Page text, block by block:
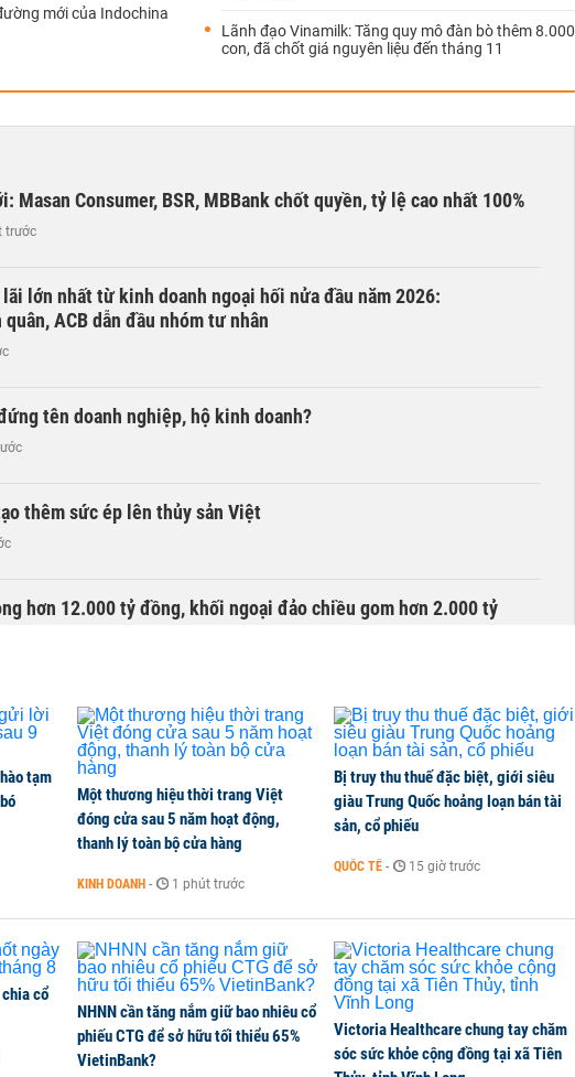
mới của Indochina
Lãnh đạo Vinamilk: Tăng quy mô đàn bò thêm 8.000
con, đã chốt giá nguyên liệu đến tháng 11
Masan Consumer, BSR, MBBank chốt quyền, tỷ lệ cao nhất 100%
trước
lãi lớn nhất từ kinh doanh ngoại hối nửa đầu năm 2026:
ACB dẫn đầu nhóm tư nhân
tên doanh nghiệp, hộ kinh doanh?
thêm sức ép lên thủy sản Việt
hơn 12.000 tỷ đồng, khối ngoại đảo chiều gom hơn 2.000 tỷ
tạm
Một thương hiệu thời trang Việt
đóng cửa sau 5 năm hoạt động,
thanh lý toàn bộ cửa hàng
KINH DOANH - 1 phút trước
Bị truy thu thuế đặc biệt, giới siêu
giàu Trung Quốc hoảng loạn bán tài
sản, cổ phiếu
QUỐC TẾ - 15 giờ trước
cổ
NHNN cần tăng nắm giữ bao nhiêu cổ
phiếu CTG để sở hữu tối thiểu 65%
VietinBank?
Victoria Healthcare chung tay chăm
sóc sức khỏe cộng đồng tại xã Tiên